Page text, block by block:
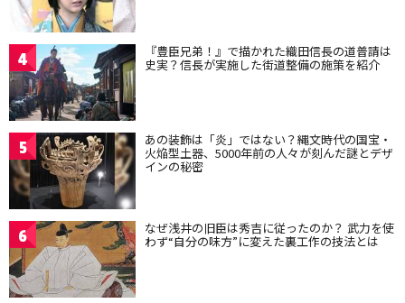
4 『豊臣兄弟！』で描かれた織田信長の道普請は
史実？信長が実施した街道整備の施策を紹介
5 あの装飾は「炎」ではない？縄文時代の国宝・
火焔型土器、5000年前の人々が刻んだ謎とデザ
インの秘密
6 なぜ浅井の旧臣は秀吉に従ったのか？ 武力を使
わず“自分の味方”に変えた裏工作の技法とは